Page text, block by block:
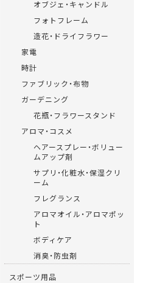
オブジェ・キャンドル
フォトフレーム
造花・ドライフラワー
家電
時計
ファブリック・布物
ガーデニング
花瓶・フラワースタンド
アロマ・コスメ
ヘアースプレー・ボリュー
ムアップ剤
サプリ・化粧水・保湿クリ
ーム
フレグランス
アロマオイル・アロマポッ
ト
ボディケア
消臭・防虫剤
スポーツ用品